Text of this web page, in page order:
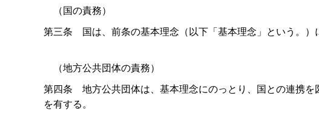
（国の責務）
第三条 国は、前条の基本理念（以下「基本理念」という。
（地方公共団体の責務）
第四条 地方公共団体は、基本理念にのっとり、国との連携
を有する。